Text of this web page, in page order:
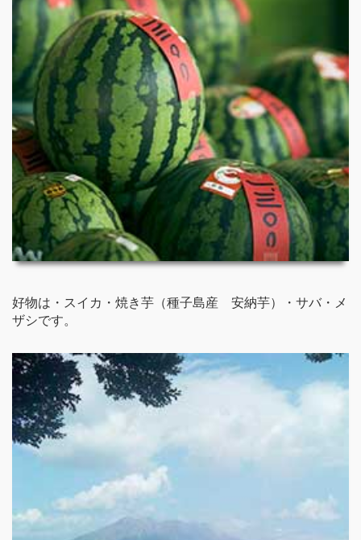
好物は・スイカ・焼き芋（種子島産 安納芋）・サバ・メ
ザシです。